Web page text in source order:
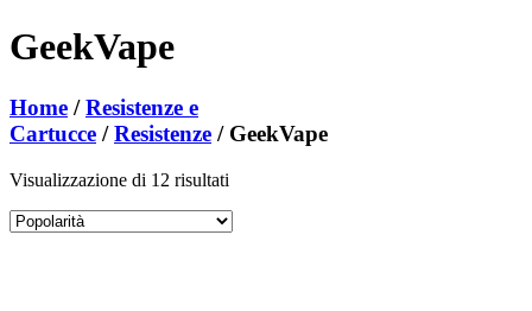
GeekVape
Home /Resistenze e
Cartucce /Resistenze / GeekVape
Visualizzazione di 12 risultati